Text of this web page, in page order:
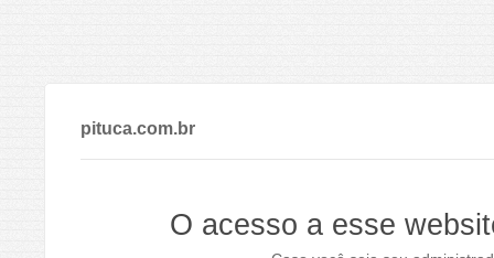
pituca.com.br
O acesso a esse